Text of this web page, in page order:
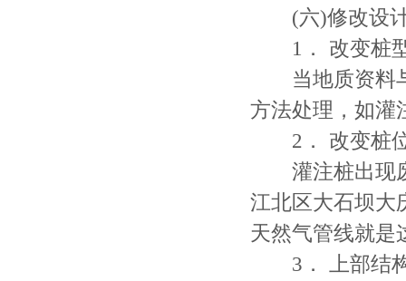
(六)修改设
1． 改变桩
当地质资料与
方法处理，如灌
2． 改变桩
灌注桩出现废
江北区大石坝大
天然气管线就
3． 上部结